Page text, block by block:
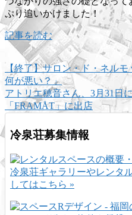
ぷり追いかけました！
記事を読む
【終了】サロン・ド・ネル
何が悪い？」
アトリエ穂音さん、3月31日
「FRAMÅT」に出店
冷泉荘募集情報
冷泉荘ギャラリーやレンタ
してはこちら »